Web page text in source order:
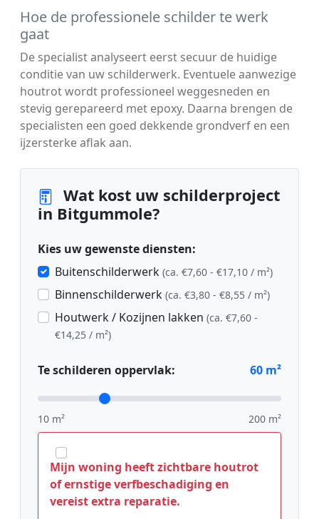
Hoe de professionele schilder te werk
gaat
De specialist analyseert eerst secuur de huidige
conditie van uw schilderwerk. Eventuele aanwezige
houtrot wordt professioneel weggesneden en
stevig gerepareerd met epoxy. Daarna brengen de
specialisten een goed dekkende grondverf en een
ijzersterke aflak aan.
Wat kost uw schilderproject
in Bitgummole?
Kies uw gewenste diensten:
Buitenschilderwerk (ca. €7,60 - €17,10 / m²)
Binnenschilderwerk (ca. €3,80 - €8,55 / m²)
Houtwerk / Kozijnen lakken (ca. €7,60 -
€14,25 / m²)
Te schilderen oppervlak: 60 m²
10 m² 200 m²
Mijn woning heeft zichtbare houtrot
of ernstige verfbeschadiging en
vereist extra reparatie.